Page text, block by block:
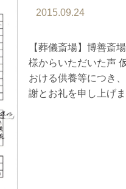
2015.09.24
【葬儀斎場】博善斎
様からいただいた声
おける供養等につき
謝とお礼を申し上げ